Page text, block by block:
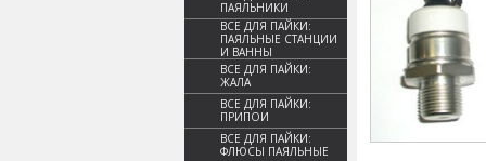
ПАЯЛЬНИКИ
ВСЕ ДЛЯ ПАЙКИ:
ПАЯЛЬНЫЕ СТАНЦИИ
И ВАННЫ
ВСЕ ДЛЯ ПАЙКИ:
ЖАЛА
ВСЕ ДЛЯ ПАЙКИ:
ПРИПОИ
ВСЕ ДЛЯ ПАЙКИ:
ФЛЮСЫ ПАЯЛЬНЫЕ